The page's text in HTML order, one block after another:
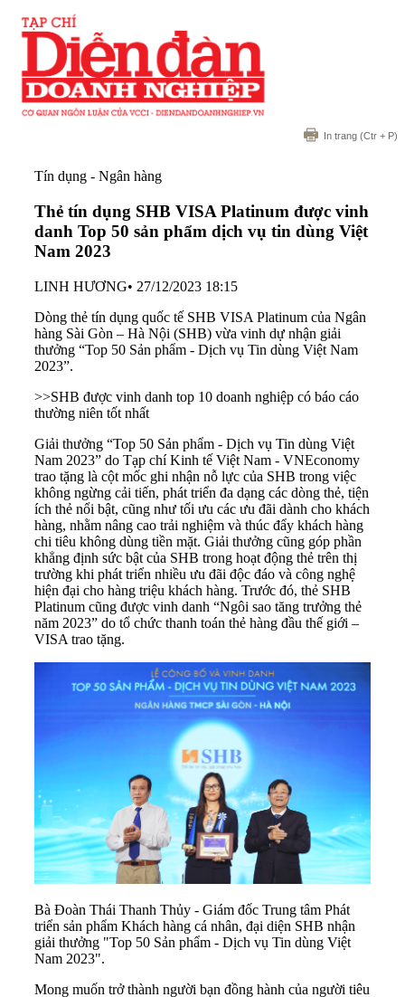
In trang (Ctr + P)
Tín dụng - Ngân hàng
Thẻ tín dụng SHB VISA Platinum được vinh
danh Top 50 sản phẩm dịch vụ tin dùng Việt
Nam 2023
LINH HƯƠNG• 27/12/2023 18:15
Dòng thẻ tín dụng quốc tế SHB VISA Platinum của Ngân
hàng Sài Gòn – Hà Nội (SHB) vừa vinh dự nhận giải
thưởng “Top 50 Sản phẩm - Dịch vụ Tin dùng Việt Nam
2023”.
>>SHB được vinh danh top 10 doanh nghiệp có báo cáo
thường niên tốt nhất
Giải thưởng “Top 50 Sản phẩm - Dịch vụ Tin dùng Việt
Nam 2023” do Tạp chí Kinh tế Việt Nam - VNEconomy
trao tặng là cột mốc ghi nhận nỗ lực của SHB trong việc
không ngừng cải tiến, phát triển đa dạng các dòng thẻ, tiện
ích thẻ nổi bật, cũng như tối ưu các ưu đãi dành cho khách
hàng, nhằm nâng cao trải nghiệm và thúc đẩy khách hàng
chi tiêu không dùng tiền mặt. Giải thưởng cũng góp phần
khẳng định sức bật của SHB trong hoạt động thẻ trên thị
trường khi phát triển nhiều ưu đãi độc đáo và công nghệ
hiện đại cho hàng triệu khách hàng. Trước đó, thẻ SHB
Platinum cũng được vinh danh “Ngôi sao tăng trưởng thẻ
năm 2023” do tổ chức thanh toán thẻ hàng đầu thế giới –
VISA trao tặng.
Bà Đoàn Thái Thanh Thủy - Giám đốc Trung tâm Phát
triển sản phẩm Khách hàng cá nhân, đại diện SHB nhận
giải thưởng "Top 50 Sản phẩm - Dịch vụ Tin dùng Việt
Nam 2023".
Mong muốn trở thành người bạn đồng hành của người tiêu